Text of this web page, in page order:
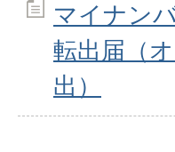
マイナン
転出届（
出）